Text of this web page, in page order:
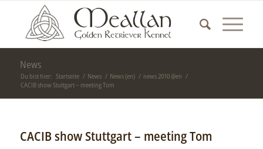
News
Du bist hier: Startseite / News / News (en) / news 2010 @en /
CACIB show Stuttgart – meeting Tom
CACIB show Stuttgart – meeting Tom